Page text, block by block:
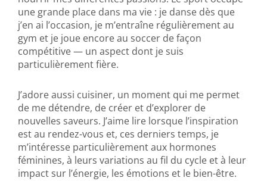
une grande place dans ma vie : je danse dès que
j’en ai l’occasion, je m’entraîne régulièrement au
gym et je joue encore au soccer de façon
compétitive — un aspect dont je suis
particulièrement fière.
J’adore aussi cuisiner, un moment qui me permet
de me détendre, de créer et d’explorer de
nouvelles saveurs. J’aime lire lorsque l’inspiration
est au rendez-vous et, ces derniers temps, je
m’intéresse particulièrement aux hormones
féminines, à leurs variations au fil du cycle et à leur
impact sur l’énergie, les émotions et le bien-être.